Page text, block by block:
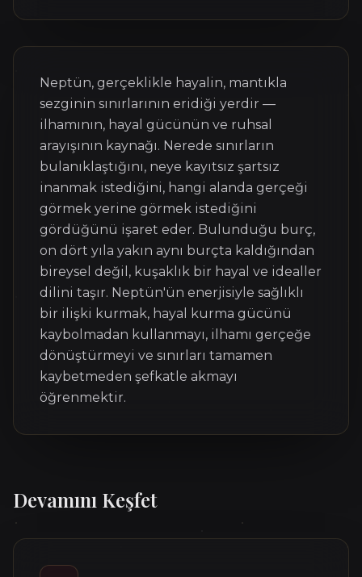
Neptün, gerçeklikle hayalin, mantıkla
sezginin sınırlarının eridiği yerdir —
ilhamının, hayal gücünün ve ruhsal
arayışının kaynağı. Nerede sınırların
bulanıklaştığını, neye kayıtsız şartsız
inanmak istediğini, hangi alanda gerçeği
görmek yerine görmek istediğini
gördüğünü işaret eder. Bulunduğu burç,
on dört yıla yakın aynı burçta kaldığından
bireysel değil, kuşaklık bir hayal ve idealler
dilini taşır. Neptün'ün enerjisiyle sağlıklı
bir ilişki kurmak, hayal kurma gücünü
kaybolmadan kullanmayı, ilhamı gerçeğe
dönüştürmeyi ve sınırları tamamen
kaybetmeden şefkatle akmayı
öğrenmektir.
Devamını Keşfet